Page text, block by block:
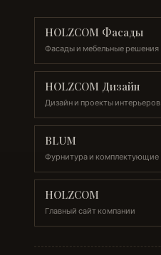
HOLZCOM Фасады
Фасады и мебельные решения
HOLZCOM Дизайн
Дизайн и проекты интерьеров
BLUM
Фурнитура и комплектующие
HOLZCOM
Главный сайт компании